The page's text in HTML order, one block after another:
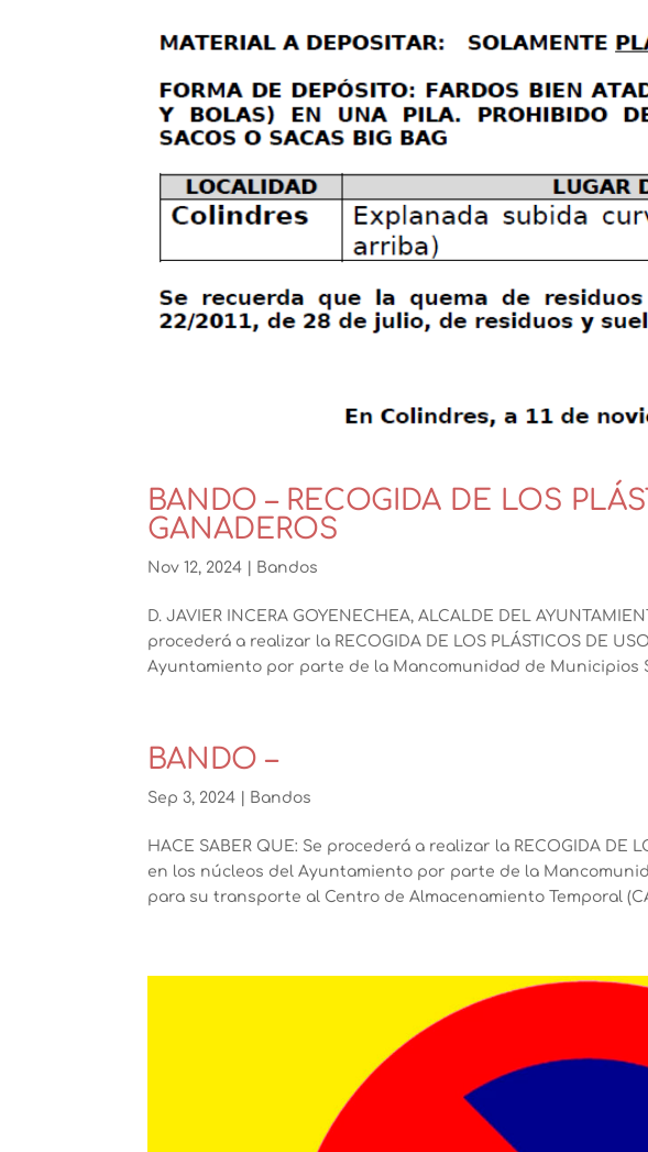
BANDO – RECOGIDA DE LOS
GANADEROS
Nov 12, 2024 Bandos
D. JAVIER INCERA GOYENECHEA, ALCALDE DEL
procederá a realizar la RECOGIDA DE LOS PLÁSTICOS DE
Ayuntamiento por parte de la Mancomunidad de Municipios
BANDO –
Sep 3, 2024 Bandos
HACE SABER QUE: Se procederá a realizar la RECOGIDA DE
en los núcleos del Ayuntamiento por parte de la
para su transporte al Centro de Almacenamiento Temporal